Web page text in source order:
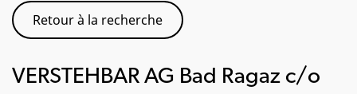
Retour à la recherche
VERSTEHBAR AG Bad Ragaz c/o